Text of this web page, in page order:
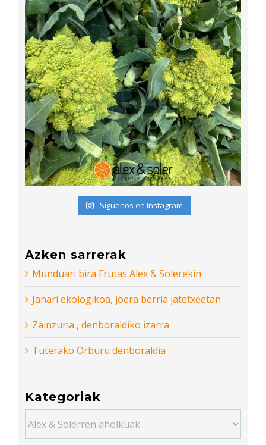
Síguenos en Instagram
Azken sarrerak
Munduari bira Frutas Alex & Solerekin
Janari ekologikoa, joera berria jatetxeetan
Zainzuria , denboraldiko izarra
Tuterako Orburu denboraldia
Kategoriak